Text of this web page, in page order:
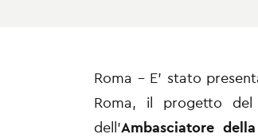
Roma - E’ stato
Roma, il progetto del
dell’Ambasciatore